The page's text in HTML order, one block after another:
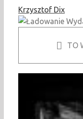
Krzysztof Dix
TO